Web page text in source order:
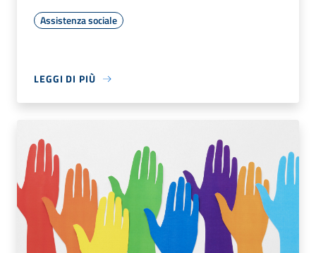
Assistenza sociale
LEGGI DI PIÙ